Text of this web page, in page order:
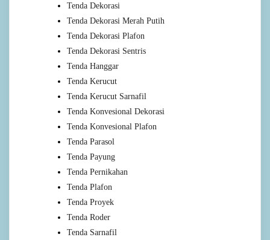
Tenda Dekorasi
Tenda Dekorasi Merah Putih
Tenda Dekorasi Plafon
Tenda Dekorasi Sentris
Tenda Hanggar
Tenda Kerucut
Tenda Kerucut Sarnafil
Tenda Konvesional Dekorasi
Tenda Konvesional Plafon
Tenda Parasol
Tenda Payung
Tenda Pernikahan
Tenda Plafon
Tenda Proyek
Tenda Roder
Tenda Sarnafil